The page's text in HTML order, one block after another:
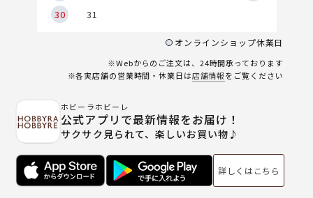
30
31
オンラインショップ休業日
※Webからのご注文は、24時間承っております
※各実店舗の営業時間・休業日は店舗情報をご覧ください
ホビーラホビーレ
公式アプリで最新情報をお届け！
サクサク見られて、楽しいお買い物♪
詳しくはこちら